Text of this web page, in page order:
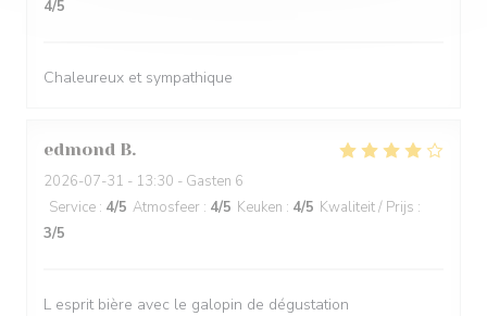
4/5
Chaleureux et sympathique
edmond B
2026-07-31 - 13:30 - Gasten 6
Service : 4/5 Atmosfeer : 4/5 Keuken : 4/5 Kwaliteit / Prijs :
3/5
L esprit bière avec le galopin de dégustation